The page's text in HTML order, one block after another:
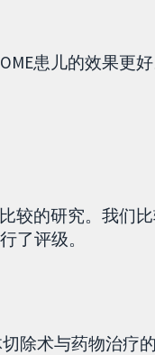
患儿的效果更好
较的研究。我们
了评级。
除术与药物治疗